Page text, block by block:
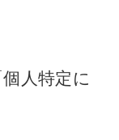
人特定に